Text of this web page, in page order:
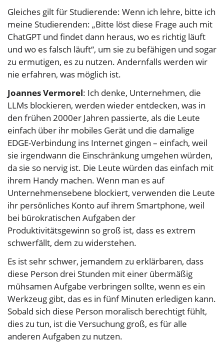
Gleiches gilt für Studierende: Wenn ich lehre, bitte ich
meine Studierenden: „Bitte löst diese Frage auch mit
ChatGPT und findet dann heraus, wo es richtig läuft
und wo es falsch läuft“, um sie zu befähigen und sogar
zu ermutigen, es zu nutzen. Andernfalls werden wir
nie erfahren, was möglich ist.
Joannes Vermorel: Ich denke, Unternehmen, die
LLMs blockieren, werden wieder entdecken, was in
den frühen 2000er Jahren passierte, als die Leute
einfach über ihr mobiles Gerät und die damalige
EDGE-Verbindung ins Internet gingen – einfach, weil
sie irgendwann die Einschränkung umgehen würden,
da sie so nervig ist. Die Leute würden das einfach mit
ihrem Handy machen. Wenn man es auf
Unternehmensebene blockiert, verwenden die Leute
ihr persönliches Konto auf ihrem Smartphone, weil
bei bürokratischen Aufgaben der
Produktivitätsgewinn so groß ist, dass es extrem
schwerfällt, dem zu widerstehen.
Es ist sehr schwer, jemandem zu erklärbaren, dass
diese Person drei Stunden mit einer übermäßig
mühsamen Aufgabe verbringen sollte, wenn es ein
Werkzeug gibt, das es in fünf Minuten erledigen kann.
Sobald sich diese Person moralisch berechtigt fühlt,
dies zu tun, ist die Versuchung groß, es für alle
anderen Aufgaben zu nutzen.